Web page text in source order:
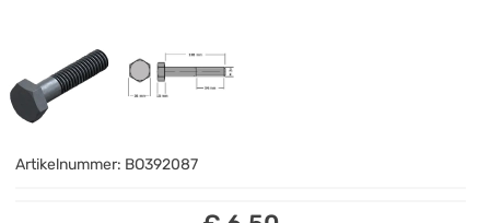
Artikelnummer: BO392087